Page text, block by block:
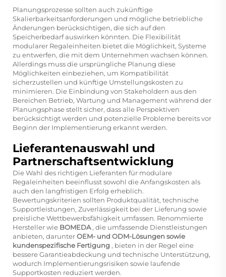
Planungsprozesse sollten auch zukünftige
Skalierbarkeitsanforderungen und mögliche betriebliche
Änderungen berücksichtigen, die sich auf den
Speicherbedarf auswirken könnten. Die Flexibilität
modularer Regaleinheiten bietet die Möglichkeit, Systeme
zu entwerfen, die mit dem Unternehmen wachsen können.
Allerdings muss die ursprüngliche Planung diese
Möglichkeiten einbeziehen, um Kompatibilität
sicherzustellen und künftige Umstellungskosten zu
minimieren. Die Einbindung von Stakeholdern aus den
Bereichen Betrieb, Wartung und Management während der
Planungsphase stellt sicher, dass alle Perspektiven
berücksichtigt werden und potenzielle Probleme bereits vor
Beginn der Implementierung erkannt werden.
Lieferantenauswahl und
Partnerschaftsentwicklung
Die Wahl des richtigen Lieferanten für modulare
Regaleinheiten beeinflusst sowohl die Anfangskosten als
auch den langfristigen Erfolg erheblich.
Bewertungskriterien sollten Produktqualität, technische
Supportleistungen, Zuverlässigkeit bei der Lieferung sowie
preisliche Wettbewerbsfähigkeit umfassen. Renommierte
Hersteller wie BOMEDA, die umfassende Dienstleistungen
anbieten, darunterOEM- und ODM-Lösungen sowie
kundenspezifische Fertigung , bieten in der Regel eine
bessere Garantieabdeckung und technische Unterstützung,
wodurch Implementierungsrisiken sowie laufende
Supportkosten reduziert werden.